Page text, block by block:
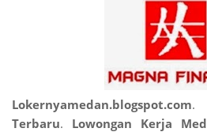
Lokernyamedan.blogspot.com.
Terbaru. Lowongan Kerja